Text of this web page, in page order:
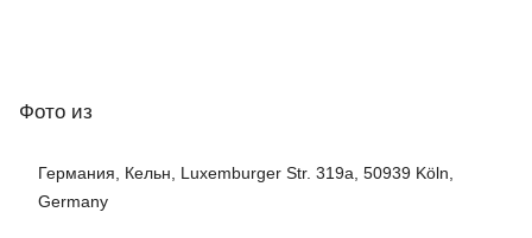
Фото из
Германия, Кельн, Luxemburger Str. 319a, 50939 Köln,
Germany